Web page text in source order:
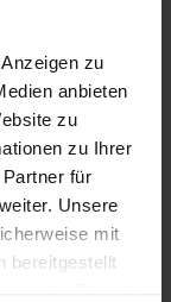
zu
anbieten
zu
zu Ihrer
für
Unsere
mit
bereitgestellt
die Schaltflächen
1037689
Welle eignet